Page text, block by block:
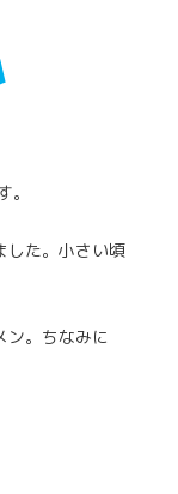
した。小さい頃
ン。ちなみに